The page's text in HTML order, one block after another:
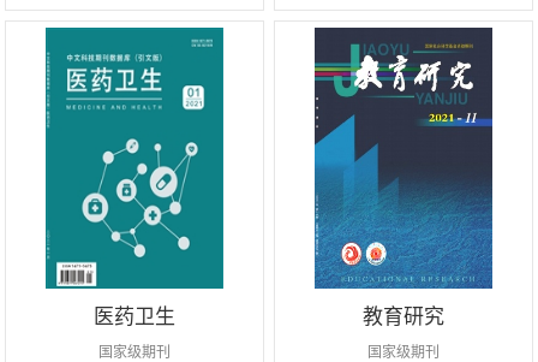
医药卫生
国家级期刊
教育研究
国家级期刊